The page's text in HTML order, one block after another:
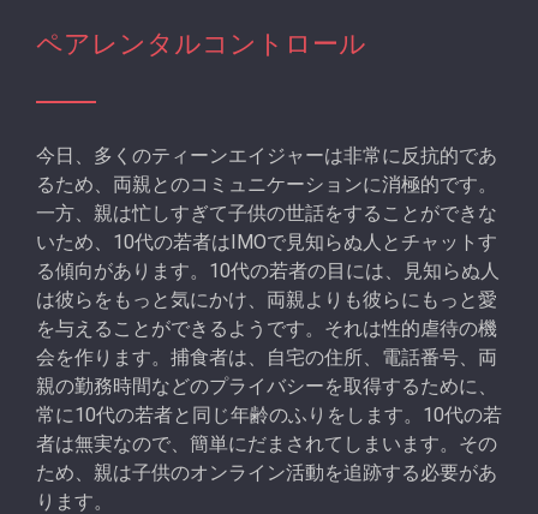
ペアレンタルコントロール
今日、多くのティーンエイジャーは非常に反抗的であ
るため、両親とのコミュニケーションに消極的です。
一方、親は忙しすぎて子供の世話をすることができな
いため、10代の若者はIMOで見知らぬ人とチャットす
る傾向があります。10代の若者の目には、見知らぬ人
は彼らをもっと気にかけ、両親よりも彼らにもっと愛
を与えることができるようです。それは性的虐待の機
会を作ります。捕食者は、自宅の住所、電話番号、両
親の勤務時間などのプライバシーを取得するために、
常に10代の若者と同じ年齢のふりをします。10代の若
者は無実なので、簡単にだまされてしまいます。その
ため、親は子供のオンライン活動を追跡する必要があ
ります。